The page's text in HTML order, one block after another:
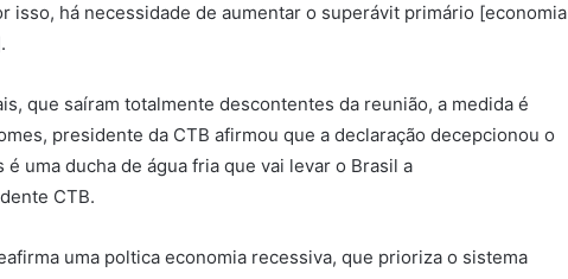
isso, há necessidade de aumentar o superávit primário [economia
que saíram totalmente descontentes da reunião, a medida é
presidente da CTB afirmou que a declaração decepcionou o
uma ducha de água fria que vai levar o Brasil a
CTB.
uma poltica economia recessiva, que prioriza o sistema